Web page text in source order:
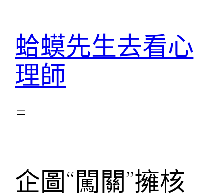
蛤蟆先生去看心
理師
企圖“闖關”擁核